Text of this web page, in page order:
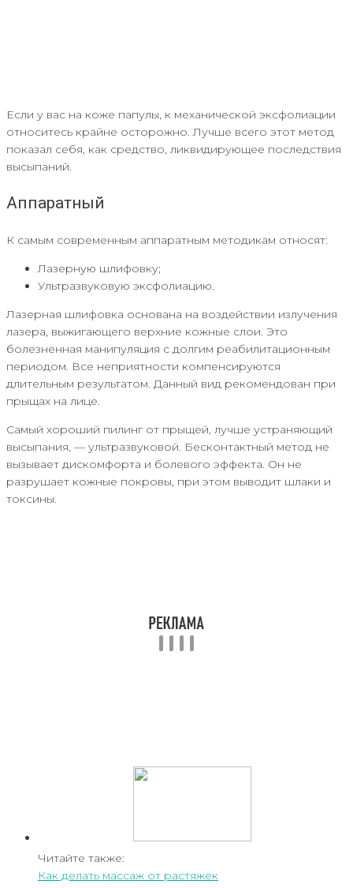
Если у вас на коже папулы, к механической эксфолиации
относитесь крайне осторожно. Лучше всего этот метод
показал себя, как средство, ликвидирующее последствия
высыпаний.
Аппаратный
К самым современным аппаратным методикам относят:
Лазерную шлифовку;
Ультразвуковую эксфолиацию.
Лазерная шлифовка основана на воздействии излучения
лазера, выжигающего верхние кожные слои. Это
болезненная манипуляция с долгим реабилитационным
периодом. Все неприятности компенсируются
длительным результатом. Данный вид рекомендован при
прыщах на лице.
Самый хороший пилинг от прыщей, лучше устраняющий
высыпания, — ультразвуковой. Бесконтактный метод не
вызывает дискомфорта и болевого эффекта. Он не
разрушает кожные покровы, при этом выводит шлаки и
токсины.
Читайте также:
Как делать массаж от растяжек